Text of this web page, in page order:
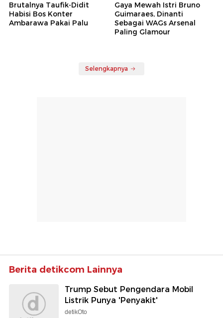
Brutalnya Taufik-Didit
Habisi Bos Konter
Ambarawa Pakai Palu
Gaya Mewah Istri Bruno
Guimaraes, Dinanti
Sebagai WAGs Arsenal
Paling Glamour
Selengkapnya
Berita detikcom Lainnya
Trump Sebut Pengendara Mobil
Listrik Punya 'Penyakit'
detikOto